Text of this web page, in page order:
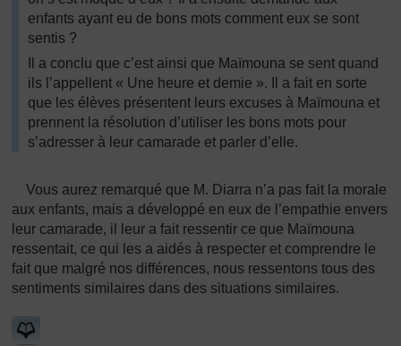
enfants ayant eu de bons mots comment eux se sont
sentis ?
Il a conclu que c’est ainsi que Maïmouna se sent quand
ils l’appellent « Une heure et demie ». Il a fait en sorte
que les élèves présentent leurs excuses à Maïmouna et
prennent la résolution d’utiliser les bons mots pour
s’adresser à leur camarade et parler d’elle.
Vous aurez remarqué que M. Diarra n’a pas fait la morale
aux enfants, mais a développé en eux de l’empathie envers
leur camarade, il leur a fait ressentir ce que Maïmouna
ressentait, ce qui les a aidés à respecter et comprendre le
fait que malgré nos différences, nous ressentons tous des
sentiments similaires dans des situations similaires.